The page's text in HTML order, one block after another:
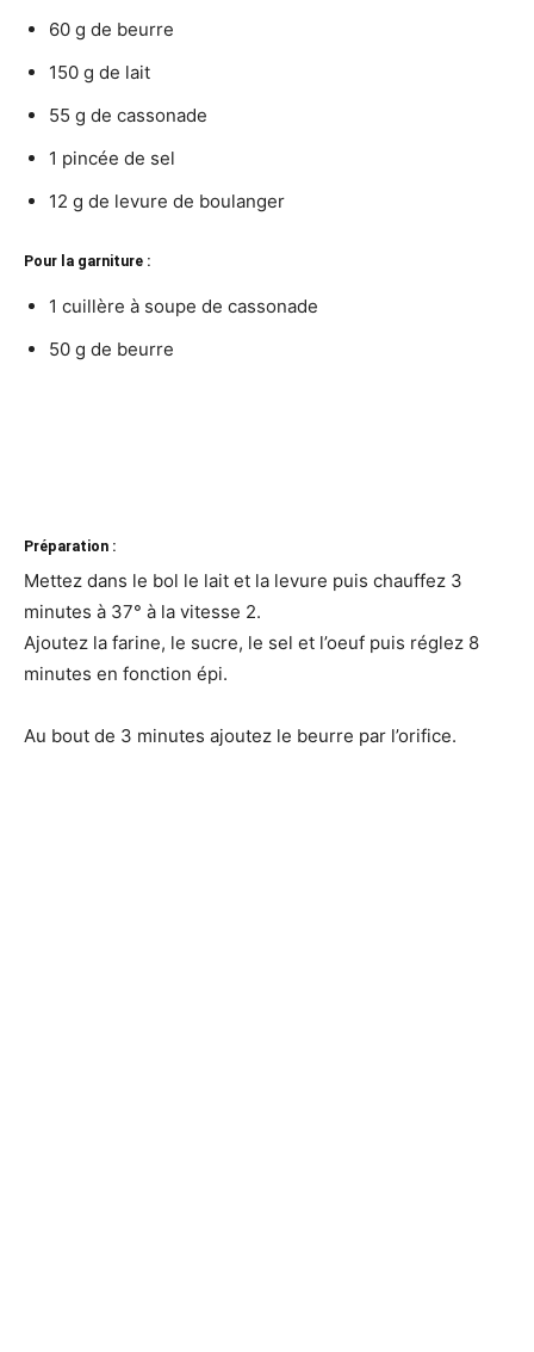
60 g de beurre
150 g de lait
55 g de cassonade
1 pincée de sel
12 g de levure de boulanger
Pour la garniture :
1 cuillère à soupe de cassonade
50 g de beurre
Préparation :
Mettez dans le bol le lait et la levure puis chauffez 3
minutes à 37° à la vitesse 2.
Ajoutez la farine, le sucre, le sel et l’oeuf puis réglez 8
minutes en fonction épi.
Au bout de 3 minutes ajoutez le beurre par l’orifice.